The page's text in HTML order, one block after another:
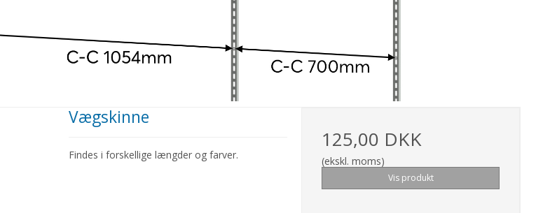
Vægskinne
Findes i forskellige længder og farver.
125,00 DKK
(ekskl. moms)
Vis produkt